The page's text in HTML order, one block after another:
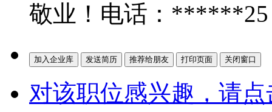
敬业！电话：******25
对该职位感兴趣，请